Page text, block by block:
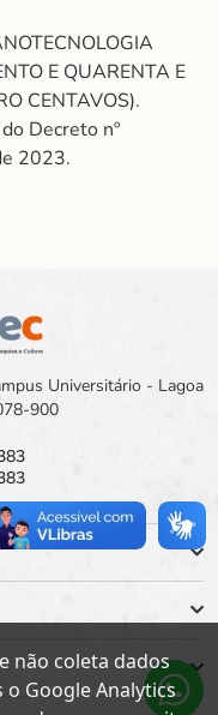
E QUARENTA E
CENTAVOS).
Decreto nº
2023.
Universitário - Lagoa
900
não coleta dados
o Google Analytics